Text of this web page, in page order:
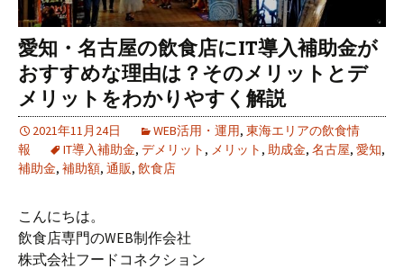
愛知・名古屋の飲食店にIT導入補助金が
おすすめな理由は？そのメリットとデ
メリットをわかりやすく解説
2021年11月24日 WEB活用・運用, 東海エリアの飲食情
報
IT導入補助金, デメリット , メリット , 助成金, 名古屋, 愛知,
補助金, 補助額, 通販, 飲食店
こんにちは。
飲食店専門のWEB制作会社
株式会社フードコネクション